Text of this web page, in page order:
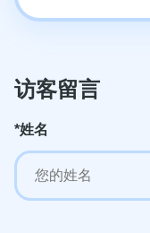
访客留言
*姓名